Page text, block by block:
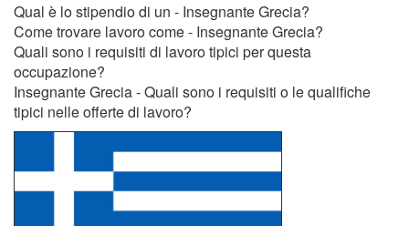
Qual è lo stipendio di un - Insegnante Grecia?
Come trovare lavoro come - Insegnante Grecia?
Quali sono i requisiti di lavoro tipici per questa
occupazione?
Insegnante Grecia - Quali sono i requisiti o le qualifiche
tipici nelle offerte di lavoro?